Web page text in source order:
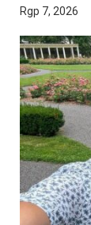
Rgp 7, 2026